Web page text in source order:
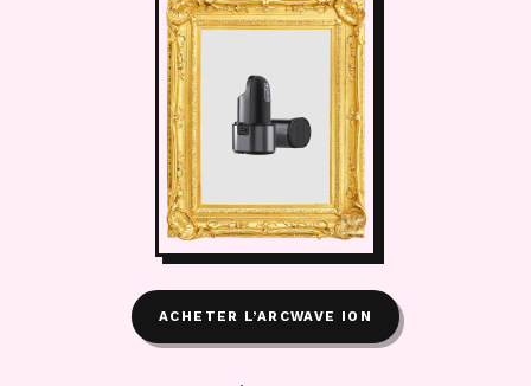
ACHETER L’ARCWAVE ION